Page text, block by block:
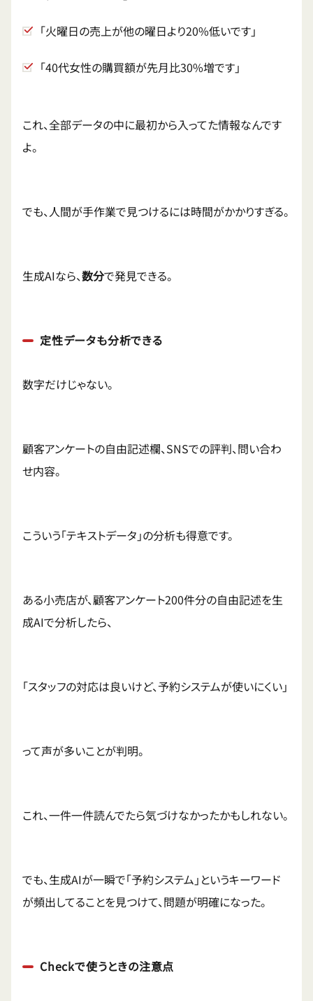
「火曜日の売上が他の曜日より20%低いです」
「40代女性の購買額が先月比30%増です」
これ、全部データの中に最初から入ってた情報なんです
よ。
でも、人間が手作業で見つけるには時間がかかりすぎる。
生成AIなら、数分で発見できる。
定性データも分析できる
数字だけじゃない。
顧客アンケートの自由記述欄、SNSでの評判、問い合わ
せ内容。
こういう「テキストデータ」の分析も得意です。
ある小売店が、顧客アンケート200件分の自由記述を生
成AIで分析したら、
「スタッフの対応は良いけど、予約システムが使いにくい」
って声が多いことが判明。
これ、一件一件読んでたら気づけなかったかもしれない。
でも、生成AIが一瞬で「予約システム」というキーワード
が頻出してることを見つけて、問題が明確になった。
Checkで使うときの注意点